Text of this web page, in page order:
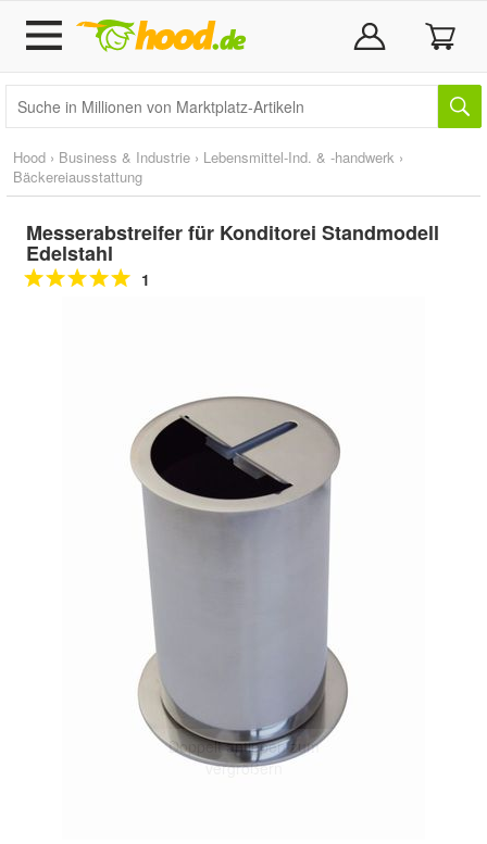
Hood › Business & Industrie › Lebensmittel-Ind. & -handwerk ›
Bäckereiausstattung
Messerabstreifer für Konditorei Standmodell
Edelstahl
1
Doppelt antippen zum
vergrößern